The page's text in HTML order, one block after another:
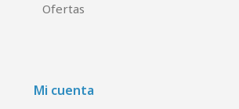
Ofertas
Mi cuenta